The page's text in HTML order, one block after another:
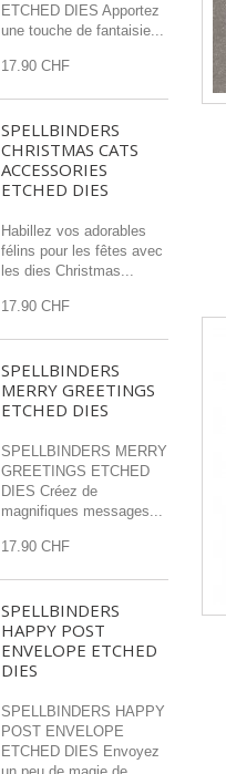
ETCHED DIES Apportez
une touche de fantaisie...
17.90 CHF
SPELLBINDERS
CHRISTMAS CATS
ACCESSORIES
ETCHED DIES
Habillez vos adorables
félins pour les fêtes avec
les dies Christmas...
17.90 CHF
SPELLBINDERS
MERRY GREETINGS
ETCHED DIES
SPELLBINDERS MERRY
GREETINGS ETCHED
DIES Créez de
magnifiques messages...
17.90 CHF
SPELLBINDERS
HAPPY POST
ENVELOPE ETCHED
DIES
SPELLBINDERS HAPPY
POST ENVELOPE
ETCHED DIES Envoyez